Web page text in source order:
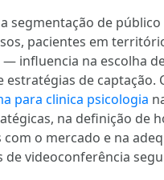
segmentação de
pacientes em
influencia na escolha
estratégias de captação.
para clinica psicologia
na definição de
o mercado e na
de videoconferência